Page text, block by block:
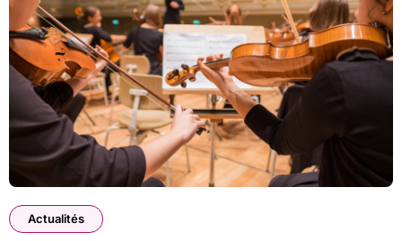
Actualités